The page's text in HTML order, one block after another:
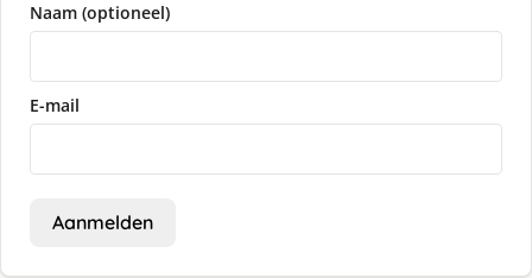
Naam (optioneel)
E-mail
Aanmelden